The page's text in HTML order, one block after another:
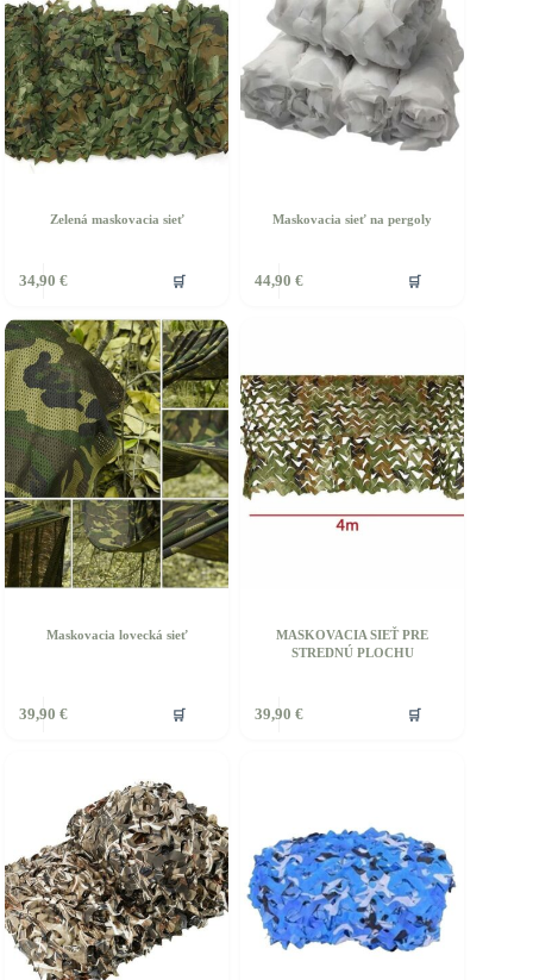
Zelená maskovacia sieť
34,90 € 🛒
Maskovacia sieť na pergoly
44,90 € 🛒
produkt
viacero
variantov.
Možnosti
si
môžete
vybrať
na
stránke
produktu.
Maskovacia lovecká sieť
39,90 € 🛒
MASKOVACIA SIEŤ PRE
STREDNÚ PLOCHU
39,90 € 🛒